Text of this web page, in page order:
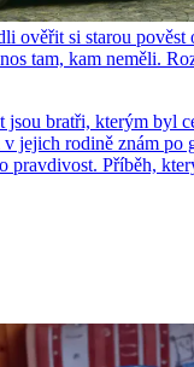
ověřit si starou pověst
tam, kam neměli.
jsou bratři, kterým byl
jejich rodině znám po
pravdivost. Příběh,